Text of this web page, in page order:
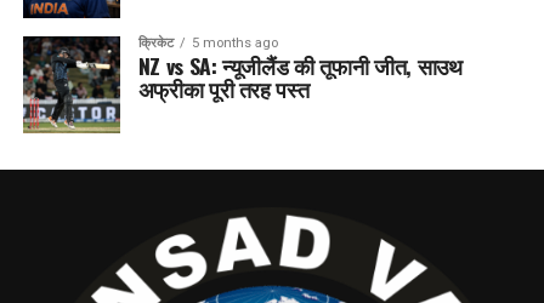
क्रिकेट 5 months ago
NZ vs SA: न्यूजीलैंड की तूफानी जीत, साउथ
अफ्रीका पूरी तरह पस्त